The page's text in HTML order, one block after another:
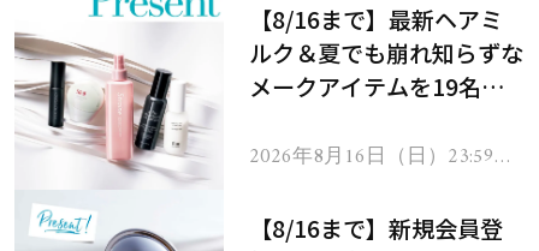
【8/16まで】最新ヘアミ
ルク＆夏でも崩れ知らずな
メークアイテムを19名様
2026年8月16日（日）23:59ま
【8/16まで】新規会員登